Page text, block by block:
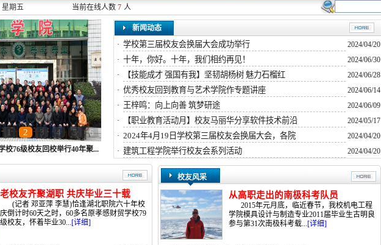
星期五 当前在线人数 7 人
1 2 3 4 5 6
76级校友回校举行40年聚...
新闻动态
· 学校第三届校友会换届大会成功举行
2024/04/20
· 十年，你好。十年，我们相约再见！
2024/06/30
·
【技能成才 强国有我】坚韧胡杨树 魅力石榴红
2024/06/28
· 优秀校友回到教育与艺术学院作专题讲座
2024/06/14
·
王梓鸣：向上向善 筑梦研途
2024/06/09
·
【职业教育活动月】校友马丽华分享软件技术前沿
2024/05/17
· 2024年4月19日学校第三届校友会换届大会，各院
2024/04/20
· 建筑工程学院举行校友会系列活动 2024/04/20
老校友齐聚湖职 共庆毕业三十载
(记者 邓亚萍 李慧)恰逢湖北职院六十年校
庆倒计时60天之时，60多名原孝感财贸学校79
级校友，怀着毕业30...[详细]
校友风采
从高职走出的南极科考队员
2015年元月底，临近春节，我校机电工程
学院模具设计与制造专业2011届毕业生古明良
参与第31次南极科考载...[详细]